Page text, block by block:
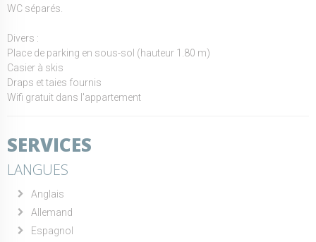
WC séparés.
Divers :
Place de parking en sous-sol (hauteur 1.80 m)
Casier à skis
Draps et taies fournis
Wifi gratuit dans l'appartement
SERVICES
LANGUES
Anglais
Allemand
Espagnol